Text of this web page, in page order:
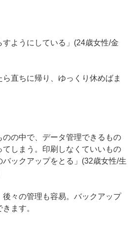
すようにしている」(24歳女性/金
直ちに帰り、ゆっくり休めばま
のの中で、データ管理できるもの
しまう。印刷しなくていいもの
ックアップをとる」(32歳女性/生
々の管理も容易。バックアップ
ます。